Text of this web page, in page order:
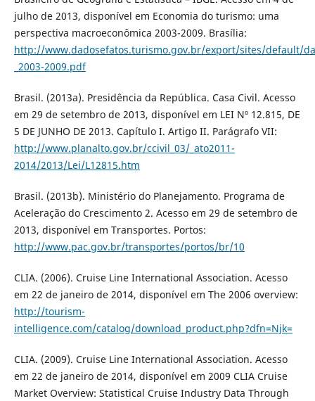
julho de 2013, disponível em Economia do turismo: uma
perspectiva macroeconômica 2003-2009. Brasília:
http://www.dadosefatos.turismo.gov.br/export/sites/default/
_2003-2009.pdf
Brasil. (2013a). Presidência da República. Casa Civil. Acesso
em 29 de setembro de 2013, disponível em LEI Nº 12.815, DE
5 DE JUNHO DE 2013. Capítulo I. Artigo II. Parágrafo VII:
http://www.planalto.gov.br/ccivil_03/_ato2011-
2014/2013/Lei/L12815.htm
Brasil. (2013b). Ministério do Planejamento. Programa de
Aceleração do Crescimento 2. Acesso em 29 de setembro de
2013, disponível em Transportes. Portos:
http://www.pac.gov.br/transportes/portos/br/10
CLIA. (2006). Cruise Line International Association. Acesso
em 22 de janeiro de 2014, disponível em The 2006 overview:
http://tourism-
intelligence.com/catalog/download_product.php?dfn=Njk=
CLIA. (2009). Cruise Line International Association. Acesso
em 22 de janeiro de 2014, disponível em 2009 CLIA Cruise
Market Overview: Statistical Cruise Industry Data Through